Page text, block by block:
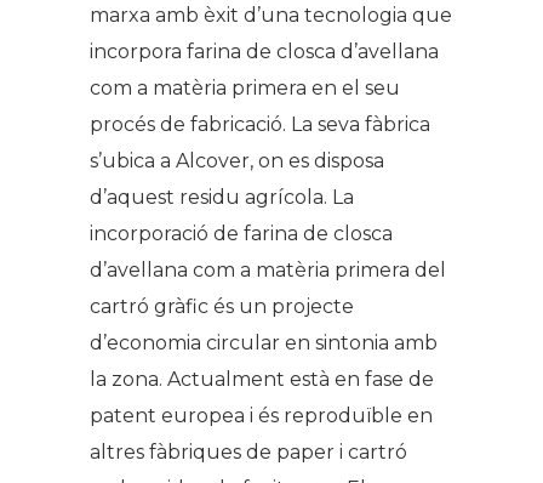
marxa amb èxit d’una tecnologia que
incorpora farina de closca d’avellana
com a matèria primera en el seu
procés de fabricació. La seva fàbrica
s’ubica a Alcover, on es disposa
d’aquest residu agrícola. La
incorporació de farina de closca
d’avellana com a matèria primera del
cartró gràfic és un projecte
d’economia circular en sintonia amb
la zona. Actualment està en fase de
patent europea i és reproduïble en
altres fàbriques de paper i cartró